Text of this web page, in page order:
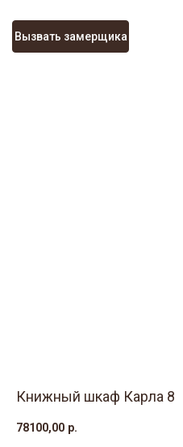
Вызвать замерщика
Книжный шкаф Карла 8
78100,00 р.